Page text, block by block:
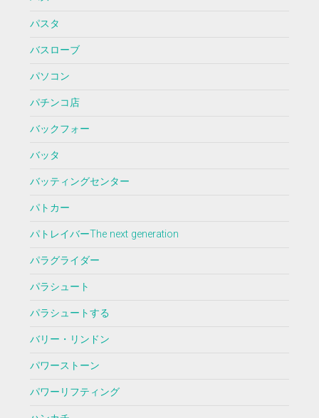
パスタ
バスローブ
パソコン
パチンコ店
バックフォー
バッタ
バッティングセンター
パトカー
パトレイバーThe next generation
パラグライダー
パラシュート
パラシュートする
バリー・リンドン
パワーストーン
パワーリフティング